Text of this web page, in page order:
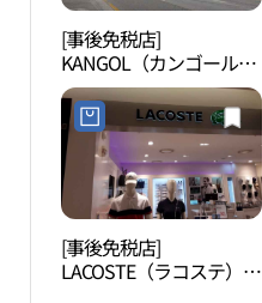
[事後免税店]
KANGOL（カンゴール）
キッズ・AKプラザウォ
ンジュ（原州）店(캉골
키즈 AK플라자 원주점)
[事後免税店]
LACOSTE（ラコステ）・